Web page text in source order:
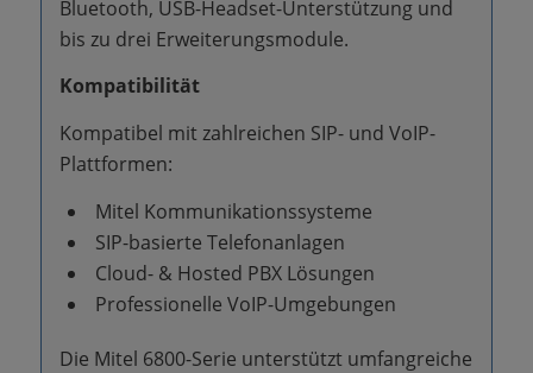
Bluetooth, USB-Headset-Unterstützung und
bis zu drei Erweiterungsmodule.
Kompatibilität
Kompatibel mit zahlreichen SIP- und VoIP-
Plattformen:
Mitel Kommunikationssysteme
SIP-basierte Telefonanlagen
Cloud- & Hosted PBX Lösungen
Professionelle VoIP-Umgebungen
Die Mitel 6800-Serie unterstützt umfangreiche